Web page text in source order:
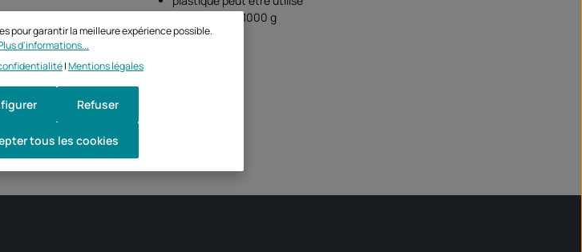
Poids environ 1000 g
pour garantir la meilleure expérience possible.
d'informations...
|Mentions légales
Refuser
tous les cookies